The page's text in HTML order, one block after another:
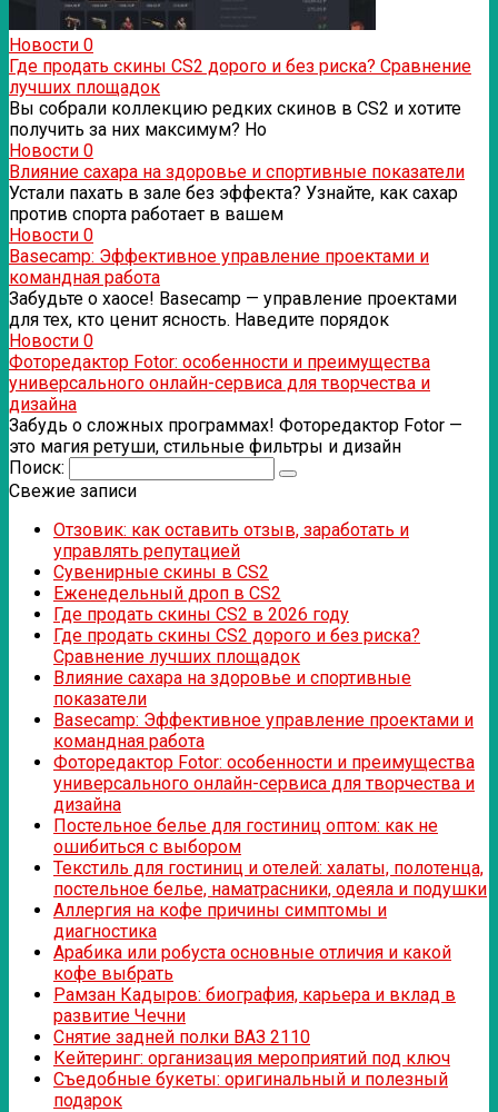
Новости 0
Где продать скины CS2 дорого и без риска? Сравнение
лучших площадок
Вы собрали коллекцию редких скинов в CS2 и хотите
получить за них максимум? Но
Новости 0
Влияние сахара на здоровье и спортивные показатели
Устали пахать в зале без эффекта? Узнайте, как сахар
против спорта работает в вашем
Новости 0
Basecamp: Эффективное управление проектами и
командная работа
Забудьте о хаосе! Basecamp — управление проектами
для тех, кто ценит ясность. Наведите порядок
Новости 0
Фоторедактор Fotor: особенности и преимущества
универсального онлайн-сервиса для творчества и
дизайна
Забудь о сложных программах! Фоторедактор Fotor —
это магия ретуши, стильные фильтры и дизайн
Поиск:
Свежие записи
Отзовик: как оставить отзыв, заработать и
управлять репутацией
Сувенирные скины в CS2
Еженедельный дроп в CS2
Где продать скины CS2 в 2026 году
Где продать скины CS2 дорого и без риска?
Сравнение лучших площадок
Влияние сахара на здоровье и спортивные
показатели
Basecamp: Эффективное управление проектами и
командная работа
Фоторедактор Fotor: особенности и преимущества
универсального онлайн-сервиса для творчества и
дизайна
Постельное белье для гостиниц оптом: как не
ошибиться с выбором
Текстиль для гостиниц и отелей: халаты, полотенца,
постельное белье, наматрасники, одеяла и подушки
Аллергия на кофе причины симптомы и
диагностика
Арабика или робуста основные отличия и какой
кофе выбрать
Рамзан Кадыров: биография, карьера и вклад в
развитие Чечни
Снятие задней полки ВАЗ 2110
Кейтеринг: организация мероприятий под ключ
Съедобные букеты: оригинальный и полезный
подарок